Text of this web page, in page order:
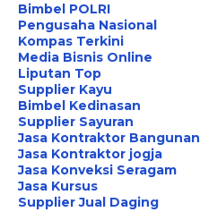
Bimbel POLRI
Pengusaha Nasional
Kompas Terkini
Media Bisnis Online
Liputan Top
Supplier Kayu
Bimbel Kedinasan
Supplier Sayuran
Jasa Kontraktor Bangunan
Jasa Kontraktor jogja
Jasa Konveksi Seragam
Jasa Kursus
Supplier Jual Daging